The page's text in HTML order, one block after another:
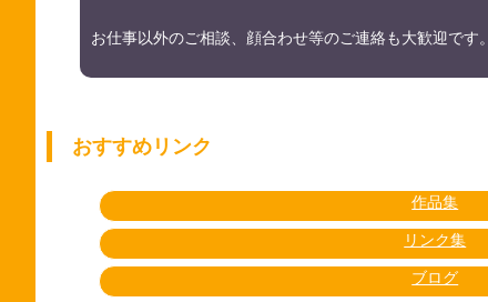
お仕事以外のご相談、顔合わせ等のご連絡も大歓迎です。
おすすめリンク
作品集
リンク集
ブログ